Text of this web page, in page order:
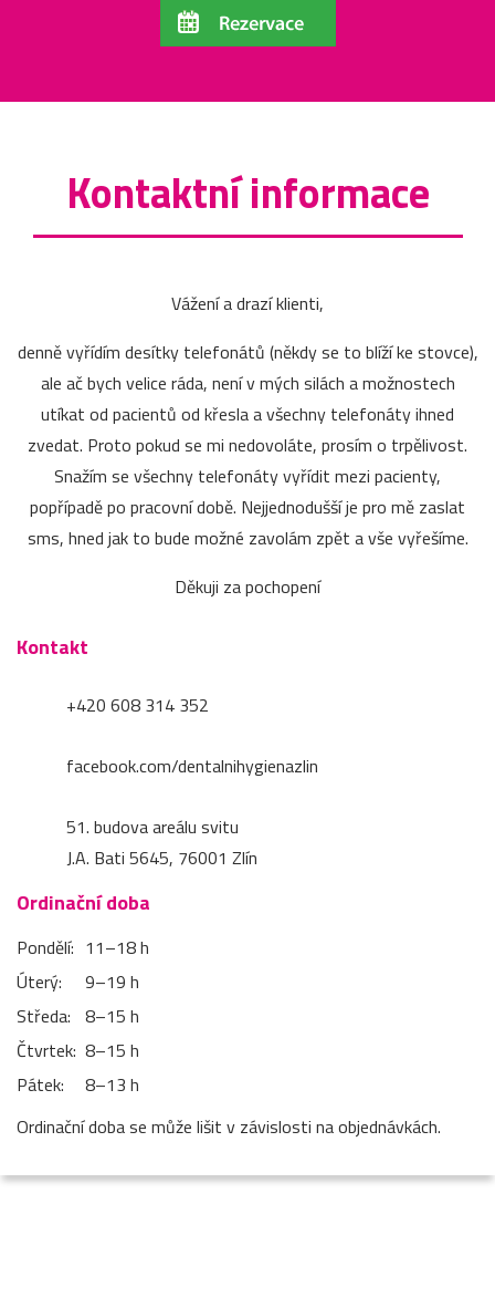
Kontaktní informace
Vážení a drazí klienti,
denně vyřídím desítky telefonátů (někdy se to blíží ke stovce),
ale ač bych velice ráda, není v mých silách a možnostech
utíkat od pacientů od křesla a všechny telefonáty ihned
zvedat. Proto pokud se mi nedovoláte, prosím o trpělivost.
Snažím se všechny telefonáty vyřídit mezi pacienty,
popřípadě po pracovní době. Nejjednodušší je pro mě zaslat
sms, hned jak to bude možné zavolám zpět a vše vyřešíme.
Děkuji za pochopení
Kontakt
+420 608 314 352
facebook.com/dentalnihygienazlin
51. budova areálu svitu
J.A. Bati 5645, 76001 Zlín
Ordinační doba
Pondělí: 11–⁠18 h
Úterý:
9–⁠19 h
Středa: 8–⁠15 h
Čtvrtek: 8–⁠15 h
Pátek:
8–⁠13 h
Ordinační doba se může lišit v závislosti na objednávkách.